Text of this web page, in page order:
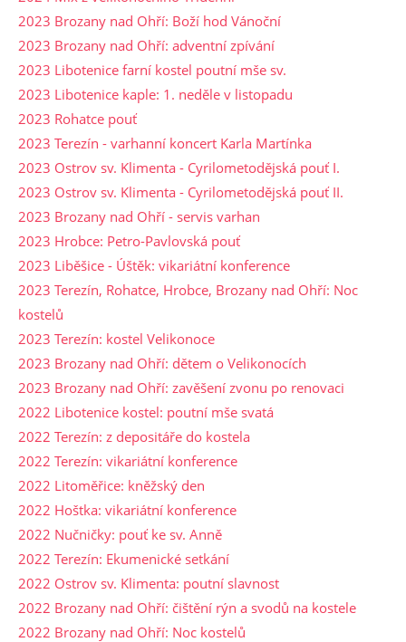
2023 Brozany nad Ohří: Boží hod Vánoční
2023 Brozany nad Ohří: adventní zpívání
2023 Libotenice farní kostel poutní mše sv.
2023 Libotenice kaple: 1. neděle v listopadu
2023 Rohatce pouť
2023 Terezín - varhanní koncert Karla Martínka
2023 Ostrov sv. Klimenta - Cyrilometodějská pouť I.
2023 Ostrov sv. Klimenta - Cyrilometodějská pouť II.
2023 Brozany nad Ohří - servis varhan
2023 Hrobce: Petro-Pavlovská pouť
2023 Liběšice - Úštěk: vikariátní konference
2023 Terezín, Rohatce, Hrobce, Brozany nad Ohří: Noc
kostelů
2023 Terezín: kostel Velikonoce
2023 Brozany nad Ohří: dětem o Velikonocích
2023 Brozany nad Ohří: zavěšení zvonu po renovaci
2022 Libotenice kostel: poutní mše svatá
2022 Terezín: z depositáře do kostela
2022 Terezín: vikariátní konference
2022 Litoměřice: kněžský den
2022 Hoštka: vikariátní konference
2022 Nučničky: pouť ke sv. Anně
2022 Terezín: Ekumenické setkání
2022 Ostrov sv. Klimenta: poutní slavnost
2022 Brozany nad Ohří: čištění rýn a svodů na kostele
2022 Brozany nad Ohří: Noc kostelů